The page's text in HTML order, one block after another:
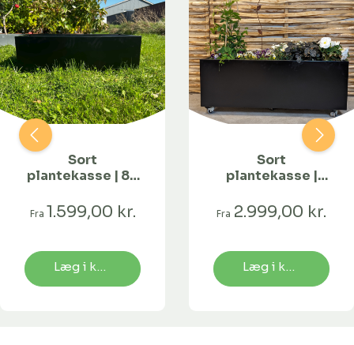
Sort
plantekasse | 80
Fra 1.599,00 kr.
Læg i kurv
Sort
plantekasse |
Fra 2.999,00 kr.
Læg i kurv